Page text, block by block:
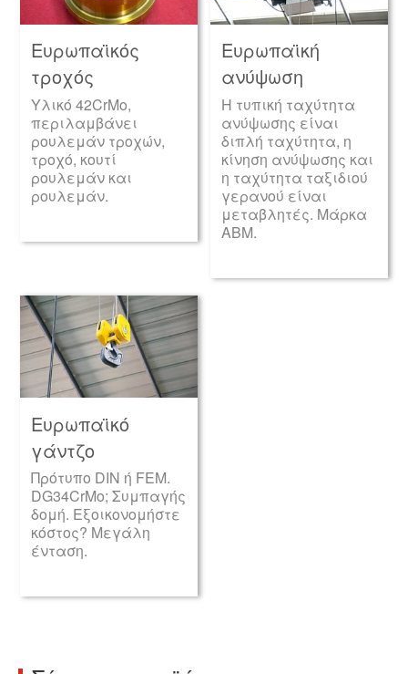
Ευρωπαϊκός
τροχός
Υλικό 42CrMo,
περιλαμβάνει
ρουλεμάν τροχών,
τροχό, κουτί
ρουλεμάν και
ρουλεμάν.
Ευρωπαϊκή
ανύψωση
Η τυπική ταχύτητα
ανύψωσης είναι
διπλή ταχύτητα, η
κίνηση ανύψωσης και
η ταχύτητα ταξιδιού
γερανού είναι
μεταβλητές. Μάρκα
ABM.
Ευρωπαϊκό
γάντζο
Πρότυπο DIN ή FEM.
DG34CrMo; Συμπαγής
δομή. Εξοικονομήστε
κόστος? Μεγάλη
ένταση.